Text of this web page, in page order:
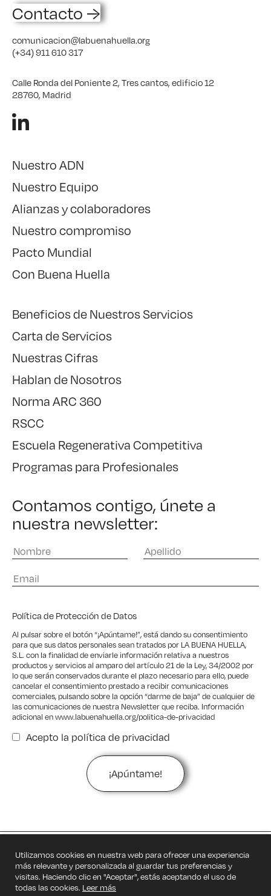
Contacto →
comunicacion@labuenahuella.org
(+34) 911 610 317
Calle Ronda del Poniente 2, Tres cantos, edificio 12
28760, Madrid
Nuestro ADN
Nuestro Equipo
Alianzas y colaboradores
Nuestro compromiso
Pacto Mundial
Con Buena Huella
Beneficios de Nuestros Servicios
Carta de Servicios
Nuestras Cifras
Hablan de Nosotros
Norma ARC 360
RSCC
Escuela Regenerativa Competitiva
Programas para Profesionales
Contamos contigo, únete a
nuestra newsletter:
Política de Protección de Datos
Al pulsar sobre el botón “¡Apúntame!”, está dando su consentimiento
para que sus datos personales sean tratados por LA BUENA HUELLA,
S.L. con la finalidad de enviarle información relativa a nuestros
productos y servicios al amparo del artículo 21 de la Ley, 34/2002 por
lo que serán conservados durante el plazo necesario para ello, puede
cancelar el consentimiento prestado a recibir comunicaciones
comerciales, pulsando sobre la opción “darme de baja” de cualquier de
las comunicaciones de nuestra Newsletter que reciba. Información
adicional enwww.labuenahuella.org/politica-de-privacidad
Acepto la política de privacidad
Privacidad
Cookies
Utilizamos cookies en nuestra web para ofrecer una experiencia
más relevante y personalizada al guardar tus preferencias y
visitas. Haciendo clic en "Aceptar", estás aceptando el uso de
todas las cookies. Leer más